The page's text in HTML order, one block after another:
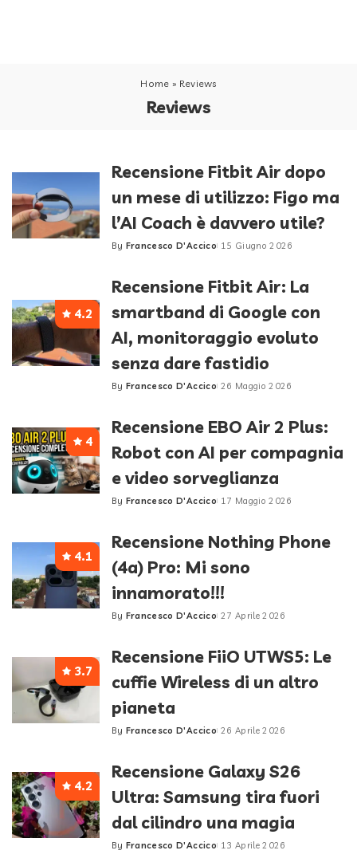
Home » Reviews
Reviews
Recensione Fitbit Air dopo
un mese di utilizzo: Figo ma
l’AI Coach è davvero utile?
Posted
By Francesco D'Accico 15 Giugno 2026
4.2
Recensione Fitbit Air: La
smartband di Google con
AI, monitoraggio evoluto
senza dare fastidio
Posted
By Francesco D'Accico 26 Maggio 2026
4
Recensione EBO Air 2 Plus:
Robot con AI per compagnia
e video sorveglianza
Posted
By Francesco D'Accico 17 Maggio 2026
4.1
Recensione Nothing Phone
(4a) Pro: Mi sono
innamorato!!!
Posted
By Francesco D'Accico 27 Aprile 2026
3.7
Recensione FiiO UTWS5: Le
cuffie Wireless di un altro
pianeta
Posted
By Francesco D'Accico 26 Aprile 2026
4.2
Recensione Galaxy S26
Ultra: Samsung tira fuori
dal cilindro una magia
Posted
By Francesco D'Accico 13 Aprile 2026